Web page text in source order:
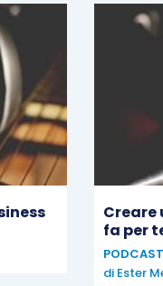
Creare
fa per
di Ester